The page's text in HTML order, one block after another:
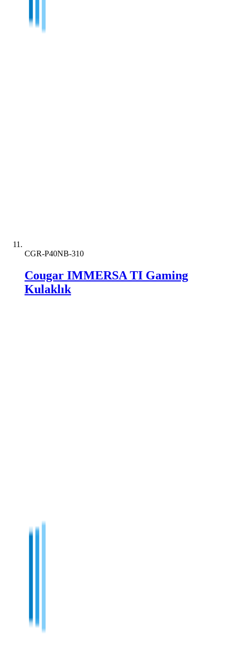
CGR-P40NB-310
Cougar IMMERSA TI Gaming
Kulaklık